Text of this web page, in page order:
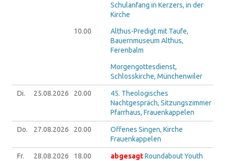
Schulanfang in Kerzers, in der
Kirche
10.00
Althus-Predigt mit Taufe,
Bauernmuseum Althus,
Ferenbalm
Morgengottesdienst,
Schlosskirche, Münchenwiler
Di. 25.08.2026 20.00
45. Theologisches
Nachtgespräch, Sitzungszimmer
Pfarrhaus, Frauenkappelen
Do. 27.08.2026 20.00
Offenes Singen, Kirche
Frauenkappelen
Fr. 28.08.2026 18.00 abgesagtRoundabout Youth